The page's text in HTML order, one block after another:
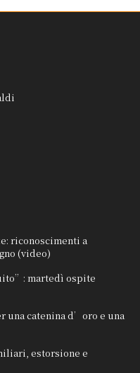
riconoscimenti a
(video)
martedì ospite
una catenina d’oro e una
estorsione e